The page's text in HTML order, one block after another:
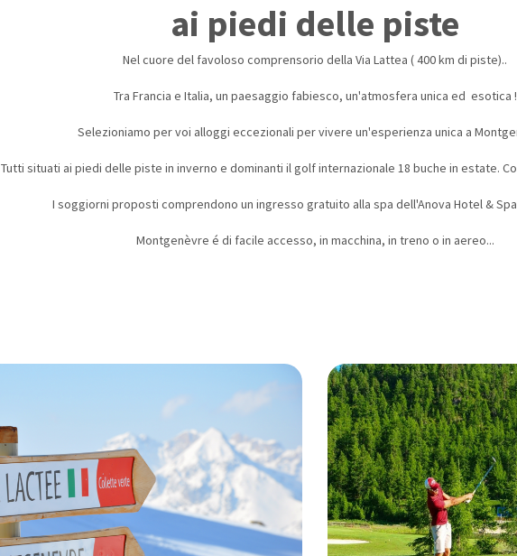
ai piedi delle piste
Nel cuore del favoloso comprensorio della Via Lattea ( 400 km di piste)..
Tra Francia e Italia, un paesaggio fabiesco, un'atmosfera unica ed esotica !
Selezioniamo per voi alloggi eccezionali per vivere un'esperienza unica a
Tutti situati ai piedi delle piste in inverno e dominanti il golf internazionale 18 buche in estate.
I soggiorni proposti comprendono un ingresso gratuito alla spa dell'Anova Hotel &
Montgenèvre é di facile accesso, in macchina, in treno o in aereo...